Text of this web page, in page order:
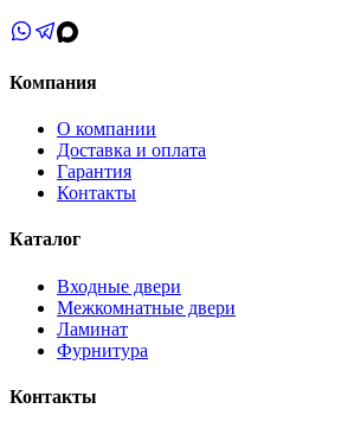
Компания
О компании
Доставка и оплата
Гарантия
Контакты
Каталог
Входные двери
Межкомнатные двери
Ламинат
Фурнитура
Контакты